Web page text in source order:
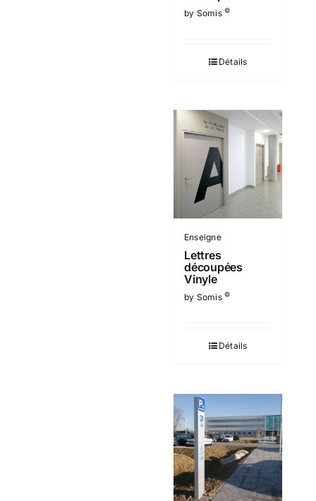
by Somis©
Détails
Enseigne
Lettres
découpées
Vinyle
by Somis©
Détails